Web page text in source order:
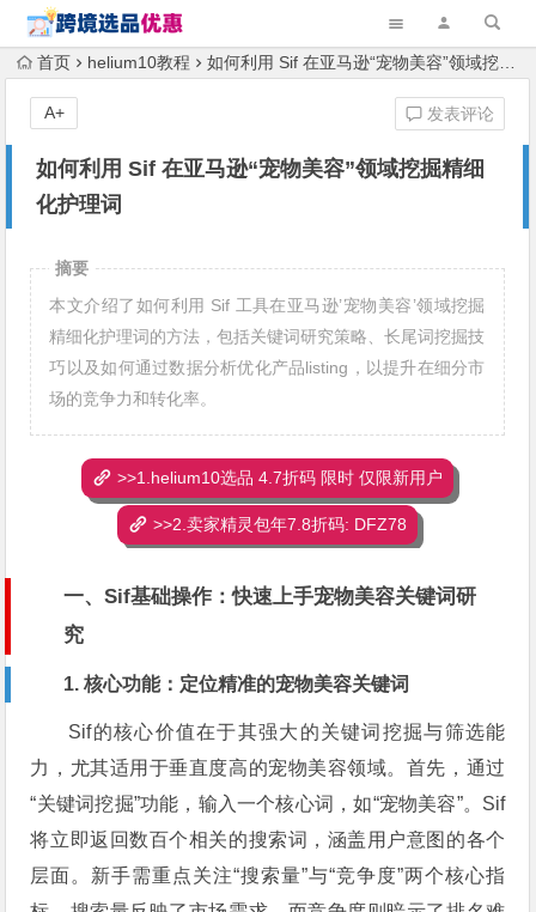
首页 helium10教程 如何利用 Sif 在亚马逊“宠物美容”领域挖掘精细化护理词
如何利用 Sif 在亚马逊“宠物美容”领域挖掘精细
化护理词
发表评论
A+
摘要
本文介绍了如何利用 Sif 工具在亚马逊’宠物美容’领域挖掘
精细化护理词的方法，包括关键词研究策略、长尾词挖掘技
巧以及如何通过数据分析优化产品listing，以提升在细分市
场的竞争力和转化率。
>>1.helium10选品 4.7折码 限时 仅限新用户
>>2.卖家精灵包年7.8折码: DFZ78
一、Sif基础操作：快速上手宠物美容关键词研
究
1. 核心功能：定位精准的宠物美容关键词
Sif的核心价值在于其强大的关键词挖掘与筛选能
力，尤其适用于垂直度高的宠物美容领域。首先，通过
“关键词挖掘”功能，输入一个核心词，如“宠物美容”。Sif
将立即返回数百个相关的搜索词，涵盖用户意图的各个
层面。新手需重点关注“搜索量”与“竞争度”两个核心指